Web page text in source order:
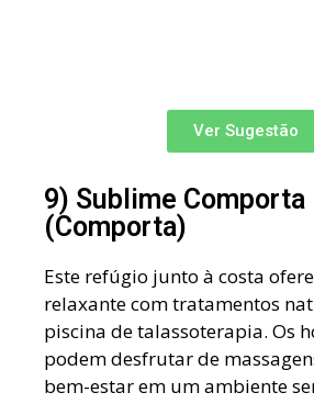
Ver Sugestão
9) Sublime Comporta
(Comporta)
Este refúgio junto à costa
relaxante com tratamentos
piscina de talassoterapia. Os
podem desfrutar de
bem-estar em um ambiente